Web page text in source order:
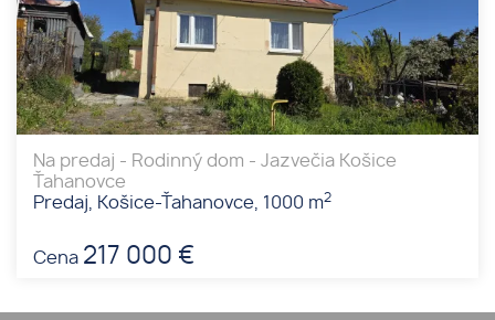
Na predaj - Rodinný dom - Jazvečia Košice
Ťahanovce
Predaj, Košice-Ťahanovce, 1000 m2
Cena 217 000 €